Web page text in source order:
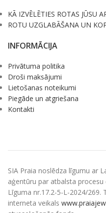
KĀ IZVĒLĒTIES ROTAS JŪSU
ROTU UZGLABĀŠANA UN
INFORMĀCIJA
Privātuma politika
Droši maksājumi
Lietošanas noteikumi
Piegāde un atgriešana
Kontakti
SIA Praia noslēdza līgumu ar
aģentūru par atbalsta
Līguma nr.17.2-5-L-2024/269.
interneta veikals